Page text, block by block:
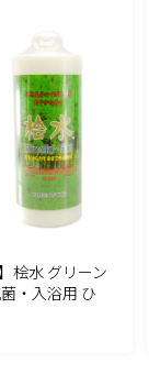
桧水 グリーン
・入浴用 ひ